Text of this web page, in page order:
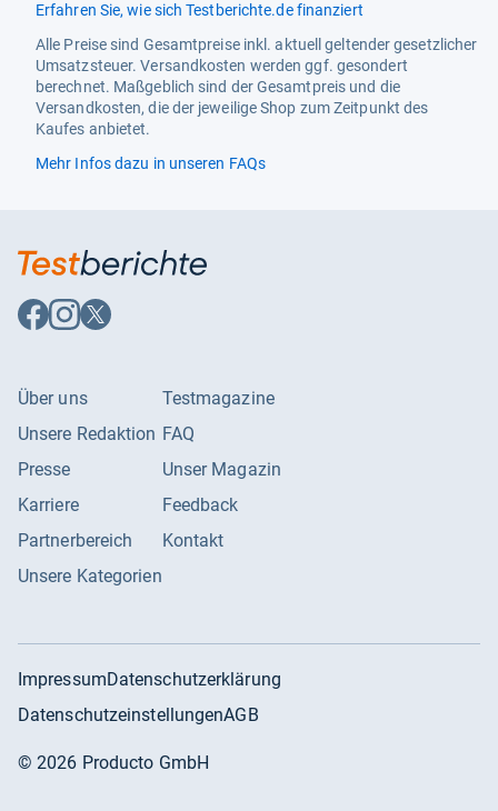
Erfahren Sie, wie sich Testberichte.de finanziert
Alle Preise sind Gesamtpreise inkl. aktuell geltender gesetzlicher
Umsatzsteuer. Versandkosten werden ggf. gesondert
berechnet. Maßgeblich sind der Gesamtpreis und die
Versandkosten, die der jeweilige Shop zum Zeitpunkt des
Kaufes anbietet.
Mehr Infos dazu in unseren FAQs
Auf
Facebook
Auf
Instagram
Auf
X
Über uns
Unsere Redaktion
Presse
Karriere
Partnerbereich
Unsere Kategorien
Testmagazine
FAQ
Unser Magazin
Feedback
Kontakt
ImpressumDatenschutzerklärung
DatenschutzeinstellungenAGB
©2026 Producto GmbH